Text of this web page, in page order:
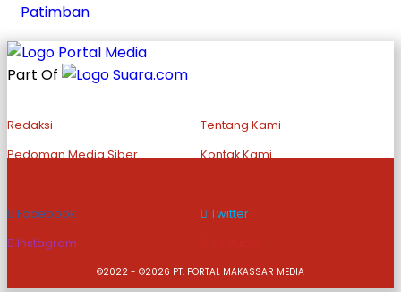
Part Of
Redaksi
Tentang Kami
Pedoman Media Siber
Kontak Kami
Facebook
Twitter
Instagram
©2022 - ©2026 PT. PORTAL MAKASSAR MEDIA